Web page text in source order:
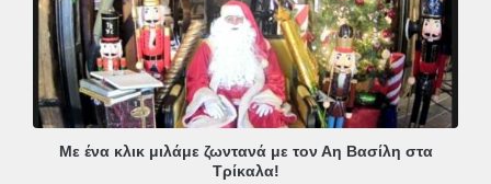
Με ένα κλικ μιλάμε ζωντανά με τον Αη Βασίλη στα
Τρίκαλα!